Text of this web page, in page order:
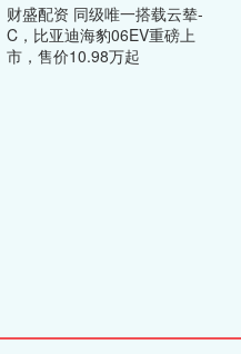
财盛配资 同级唯一搭载云辇-
C，比亚迪海豹06EV重磅上
市，售价10.98万起